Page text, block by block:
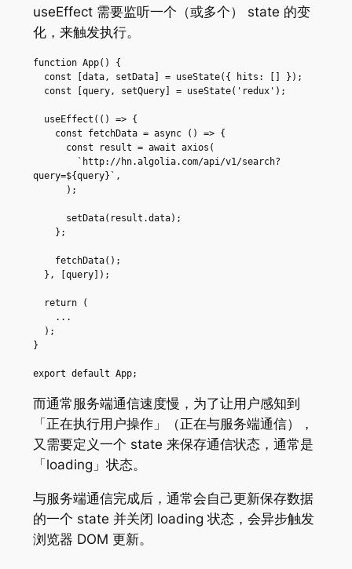
useEffect 需要监听一个（或多个） state 的变
化，来触发执行。
function App() {
query=${query}`,
}
export default App;
而通常服务端通信速度慢，为了让用户感知到
「正在执行用户操作」（正在与服务端通信），
又需要定义一个 state 来保存通信状态，通常是
「loading」状态。
与服务端通信完成后，通常会自己更新保存数据
的一个 state 并关闭 loading 状态，会异步触发
浏览器 DOM 更新。